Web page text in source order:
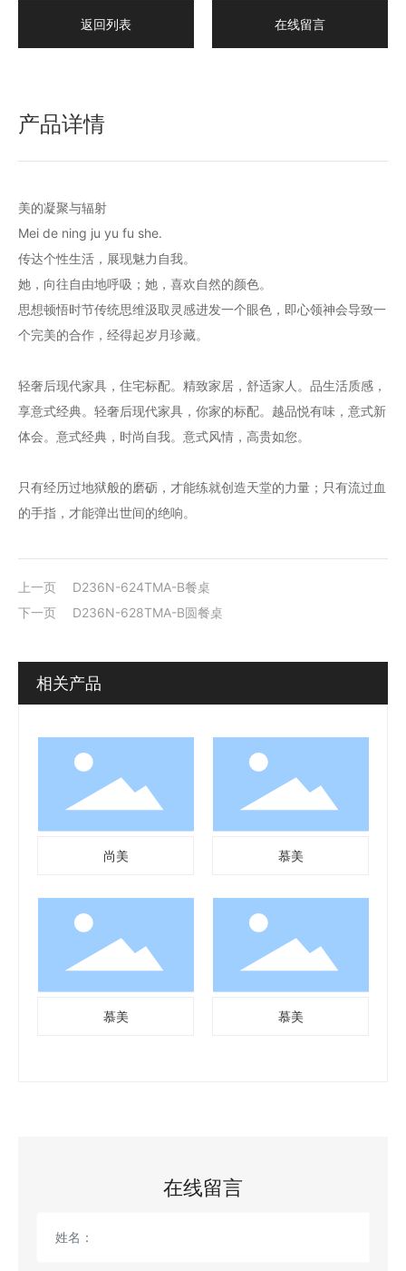
返回列表 在线留言
产品详情
美的凝聚与辐射
Mei de ning ju yu fu she.
传达个性生活，展现魅力自我。
她，向往自由地呼吸；她，喜欢自然的颜色。
思想顿悟时节传统思维汲取灵感进发一个眼色，即心领神会导致一
个完美的合作，经得起岁月珍藏。
轻奢后现代家具，住宅标配。精致家居，舒适家人。品生活质感，
享意式经典。轻奢后现代家具，你家的标配。越品悦有味，意式新
体会。意式经典，时尚自我。意式风情，高贵如您。
只有经历过地狱般的磨砺，才能练就创造天堂的力量；只有流过血
的手指，才能弹出世间的绝响。
上一页
D236N-624TMA-B餐桌
下一页
D236N-628TMA-B圆餐桌
相关产品
尚美 慕美
慕美 慕美
在线留言